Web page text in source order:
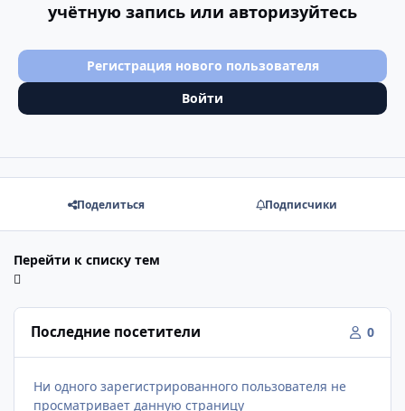
учётную запись или авторизуйтесь
Регистрация нового пользователя
Войти
Поделиться Подписчики
Перейти к списку тем
Последние посетители 0
Ни одного зарегистрированного пользователя не
просматривает данную страницу